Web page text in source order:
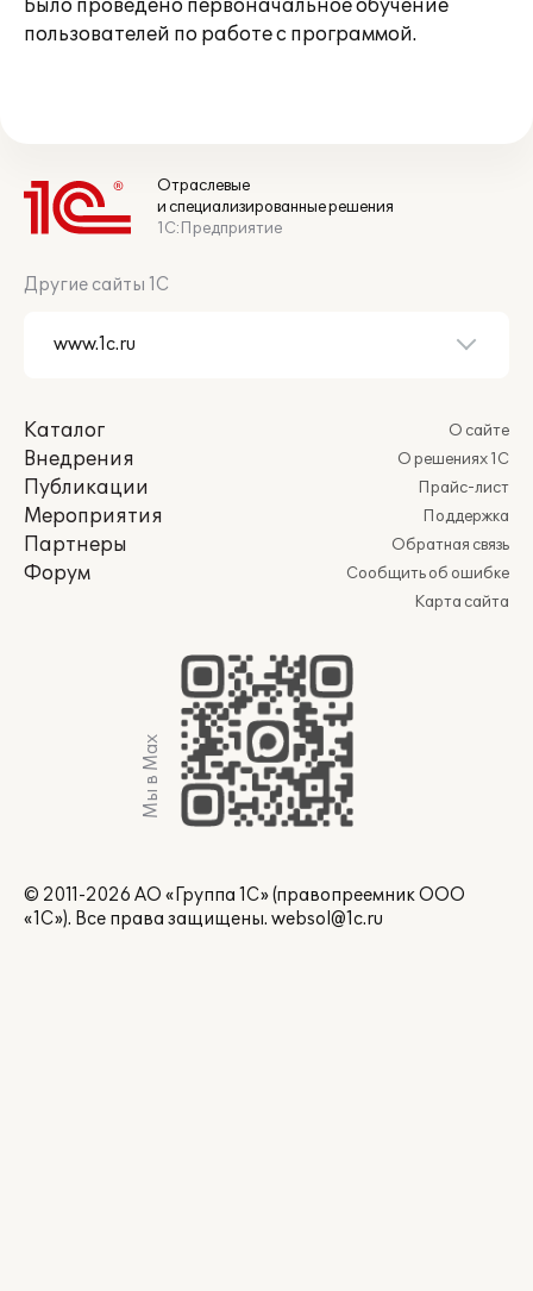
Было проведено первоначальное обучение
пользователей по работе с программой.
Отраслевые
и специализированные решения
1С:Предприятие
Другие сайты 1С
Каталог
Внедрения
Публикации
Мероприятия
Партнеры
Форум
О сайте
О решениях 1С
Прайс-лист
Поддержка
Обратная связь
Сообщить об ошибке
Карта сайта
Мы в Max
© 2011-2026 АО «Группа 1С» (правопреемник ООО
«1С»). Все права защищены. websol@1c.ru